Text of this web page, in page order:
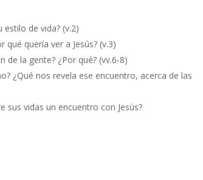
de vida? (v.2)
quería ver a Jesús? (v.3)
de la gente? ¿Por qué? (vv.6-8)
¿Qué nos revela ese encuentro, acerca de las
sus vidas un encuentro con Jesús?